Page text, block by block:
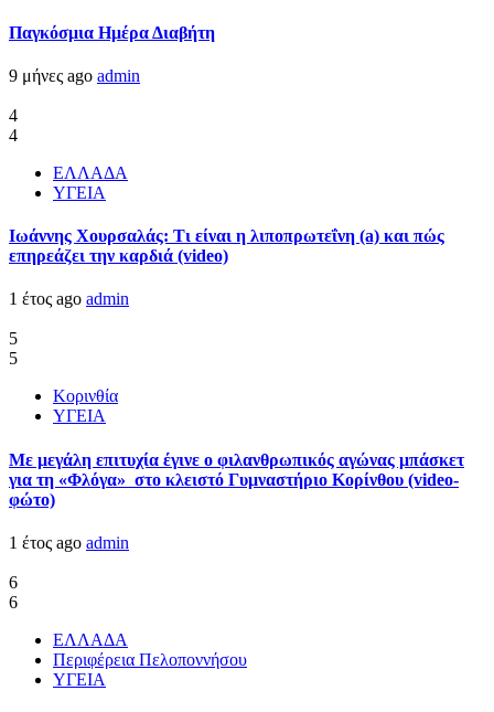
Παγκόσμια Ημέρα Διαβήτη
9 μήνες ago admin
4
4
ΕΛΛΑΔΑ
ΥΓΕΙΑ
Ιωάννης Χουρσαλάς: Τι είναι η λιποπρωτεΐνη (a) και πώς
επηρεάζει την καρδιά (video)
1 έτος ago admin
5
5
Κορινθία
ΥΓΕΙΑ
Με μεγάλη επιτυχία έγινε ο φιλανθρωπικός αγώνας μπάσκετ
για τη «Φλόγα» στο κλειστό Γυμναστήριο Κορίνθου (video-
φώτο)
1 έτος ago admin
6
6
ΕΛΛΑΔΑ
Περιφέρεια Πελοποννήσου
ΥΓΕΙΑ